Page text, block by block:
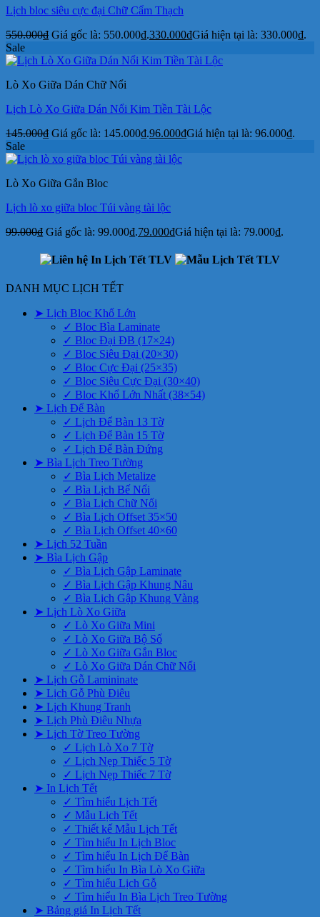
Lịch bloc siêu cực đại Chữ Cẩm Thạch
550.000₫ Giá gốc là: 550.000₫.330.000₫Giá hiện tại là: 330.000₫.
Sale
Lò Xo Giữa Dán Chữ Nổi
Lịch Lò Xo Giữa Dán Nổi Kim Tiền Tài Lộc
145.000₫ Giá gốc là: 145.000₫.96.000₫Giá hiện tại là: 96.000₫.
Sale
Lò Xo Giữa Gắn Bloc
Lịch lò xo giữa bloc Túi vàng tài lộc
99.000₫ Giá gốc là: 99.000₫.79.000₫Giá hiện tại là: 79.000₫.
DANH MỤC LỊCH TẾT
➤ Lịch Bloc Khổ Lớn
✓ Bloc Bìa Laminate
✓ Bloc Đại ĐB (17×24)
✓ Bloc Siêu Đại (20×30)
✓ Bloc Cực Đại (25×35)
✓ Bloc Siêu Cực Đại (30×40)
✓ Bloc Khổ Lớn Nhất (38×54)
➤ Lịch Để Bàn
✓ Lịch Để Bàn 13 Tờ
✓ Lịch Để Bàn 15 Tờ
✓ Lịch Để Bàn Đứng
➤ Bìa Lịch Treo Tường
✓ Bìa Lịch Metalize
✓ Bìa Lịch Bế Nổi
✓ Bìa Lịch Chữ Nổi
✓ Bìa Lịch Offset 35×50
✓ Bìa Lịch Offset 40×60
➤ Lịch 52 Tuần
➤ Bìa Lịch Gập
✓ Bìa Lịch Gập Laminate
✓ Bìa Lịch Gập Khung Nâu
✓ Bìa Lịch Gập Khung Vàng
➤ Lịch Lò Xo Giữa
✓ Lò Xo Giữa Mini
✓ Lò Xo Giữa Bộ Số
✓ Lò Xo Giữa Gắn Bloc
✓ Lò Xo Giữa Dán Chữ Nổi
➤ Lịch Gỗ Lamininate
➤ Lịch Gỗ Phù Điêu
➤ Lịch Khung Tranh
➤ Lịch Phù Điêu Nhựa
➤ Lịch Tờ Treo Tường
✓ Lịch Lò Xo 7 Tờ
✓ Lịch Nẹp Thiếc 5 Tờ
✓ Lịch Nẹp Thiếc 7 Tờ
➤ In Lịch Tết
✓ Tìm hiểu Lịch Tết
✓ Mẫu Lịch Tết
✓ Thiết kế Mẫu Lịch Tết
✓ Tìm hiểu In Lịch Bloc
✓ Tìm hiểu In Lịch Để Bàn
✓ Tìm hiểu In Bìa Lò Xo Giữa
✓ Tìm hiểu Lịch Gỗ
✓ Tìm hiểu In Bìa Lịch Treo Tường
➤ Bảng giá In Lịch Tết